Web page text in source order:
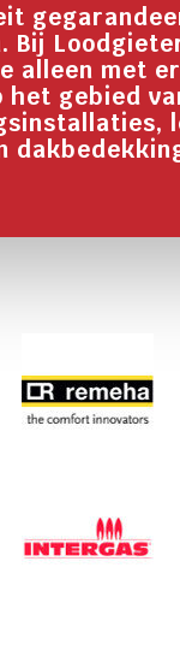
Bij
alleen met
het gebied